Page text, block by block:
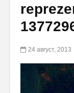
24 август, 2013